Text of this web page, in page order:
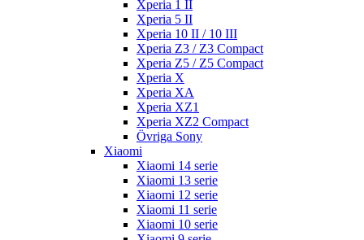
Xperia 1 II
Xperia 5 II
Xperia 10 II / 10 III
Xperia Z3 / Z3 Compact
Xperia Z5 / Z5 Compact
Xperia X
Xperia XA
Xperia XZ1
Xperia XZ2 Compact
Övriga Sony
Xiaomi
Xiaomi 14 serie
Xiaomi 13 serie
Xiaomi 12 serie
Xiaomi 11 serie
Xiaomi 10 serie